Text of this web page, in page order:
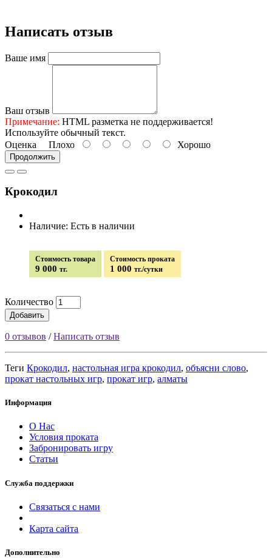
Написать отзыв
Ваше имя
Ваш отзыв
Примечание: HTML разметка не поддерживается!
Используйте обычный текст.
Оценка Плохо Хорошо
Продолжить
Крокодил
Наличие: Есть в наличии
Стоимость товара
9 000 тг.
Стоимость проката
1 000 тг./сутки
Количество
Добавить
0 отзывов /Написать отзыв
Теги Крокодил, настольная игра крокодил, объясни слово,
прокат настольных игр, прокат игр, алматы
Информация
О Нас
Условия проката
Забронировать игру
Статьи
Служба поддержки
Связаться с нами
Карта сайта
Дополнительно